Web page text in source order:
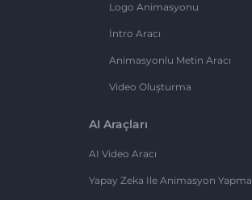
Logo Animasyonu
İntro Aracı
Animasyonlu Metin Aracı
Video Oluşturma
AI Araçları
AI Video Aracı
Yapay Zeka Ile Animasyon Yapma